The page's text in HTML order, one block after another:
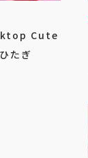
Cute
たぎ